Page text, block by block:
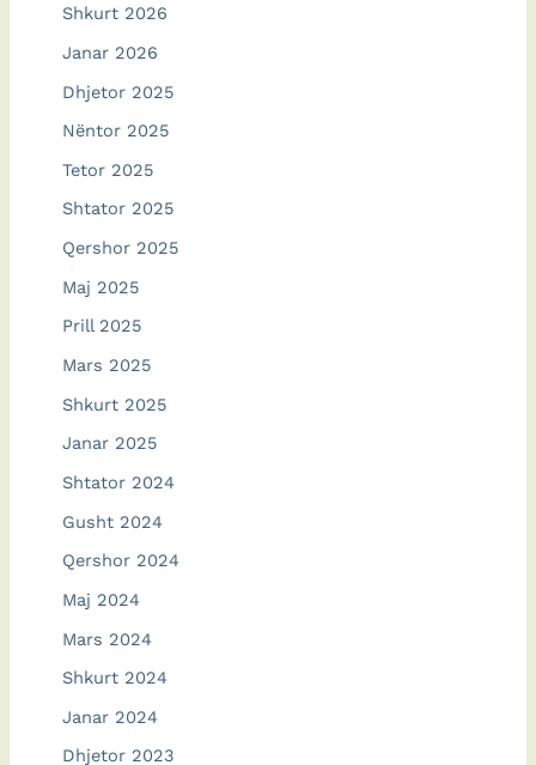
Shkurt 2026
Janar 2026
Dhjetor 2025
Nëntor 2025
Tetor 2025
Shtator 2025
Qershor 2025
Maj 2025
Prill 2025
Mars 2025
Shkurt 2025
Janar 2025
Shtator 2024
Gusht 2024
Qershor 2024
Maj 2024
Mars 2024
Shkurt 2024
Janar 2024
Dhjetor 2023